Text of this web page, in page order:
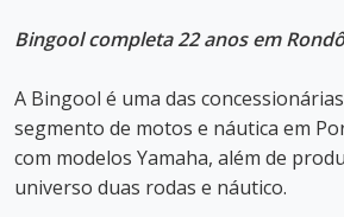
Bingool completa 22 anos em
A Bingool é uma das
segmento de motos e náutica em
com modelos Yamaha, além de
universo duas rodas e náutico.